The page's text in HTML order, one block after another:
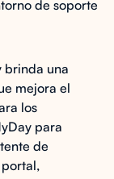
de soporte
brinda una
mejora el
los
para
de